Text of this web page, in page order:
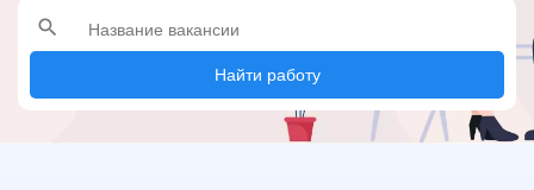
search
Найти работу